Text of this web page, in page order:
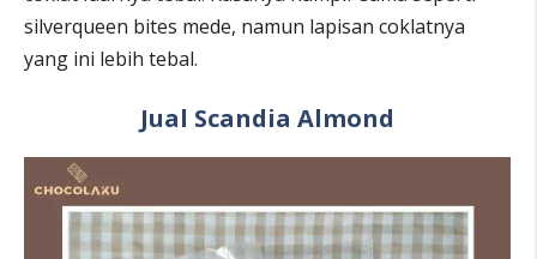
silverqueen bites mede, namun lapisan coklatnya
yang ini lebih tebal.
Jual Scandia Almond